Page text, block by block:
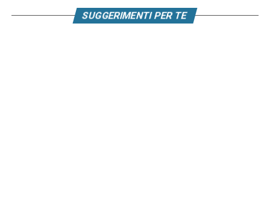
SUGGERIMENTI PER TE